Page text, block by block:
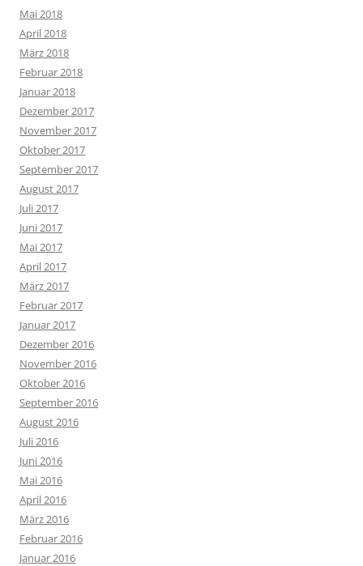
Mai 2018
April 2018
März 2018
Februar 2018
Januar 2018
Dezember 2017
November 2017
Oktober 2017
September 2017
August 2017
Juli 2017
Juni 2017
Mai 2017
April 2017
März 2017
Februar 2017
Januar 2017
Dezember 2016
November 2016
Oktober 2016
September 2016
August 2016
Juli 2016
Juni 2016
Mai 2016
April 2016
März 2016
Februar 2016
Januar 2016